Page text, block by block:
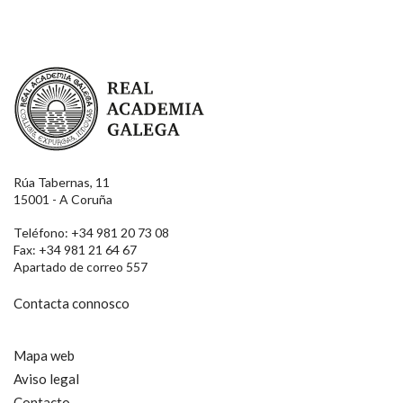
Real Academia Galega
Rúa Tabernas, 11
15001 - A Coruña
Teléfono: +34 981 20 73 08
Fax: +34 981 21 64 67
Apartado de correo 557
Contacta connosco
Mapa web
Aviso legal